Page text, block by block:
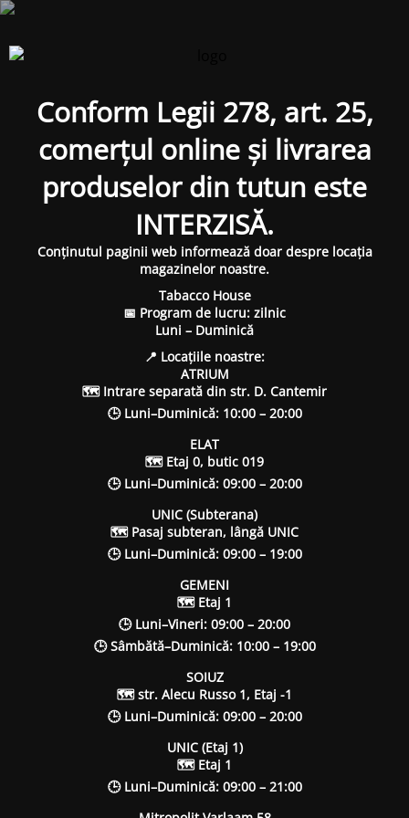
Conform Legii 278, art. 25,
comerțul online și livrarea
produselor din tutun este
INTERZISĂ.
Conținutul paginii web informează doar despre locația
magazinelor noastre.
Tabacco House
📅 Program de lucru: zilnic
Luni – Duminică
📍 Locațiile noastre:
ATRIUM
🗺 Intrare separată din str. D. Cantemir
🕒 Luni–Duminică: 10:00 – 20:00
ELAT
🗺 Etaj 0, butic 019
🕒 Luni–Duminică: 09:00 – 20:00
UNIC (Subterana)
🗺 Pasaj subteran, lângă UNIC
🕒 Luni–Duminică: 09:00 – 19:00
GEMENI
🗺 Etaj 1
🕒 Luni–Vineri: 09:00 – 20:00
🕒 Sâmbătă–Duminică: 10:00 – 19:00
SOIUZ
🗺 str. Alecu Russo 1, Etaj -1
🕒 Luni–Duminică: 09:00 – 20:00
UNIC (Etaj 1)
🗺 Etaj 1
🕒 Luni–Duminică: 09:00 – 21:00